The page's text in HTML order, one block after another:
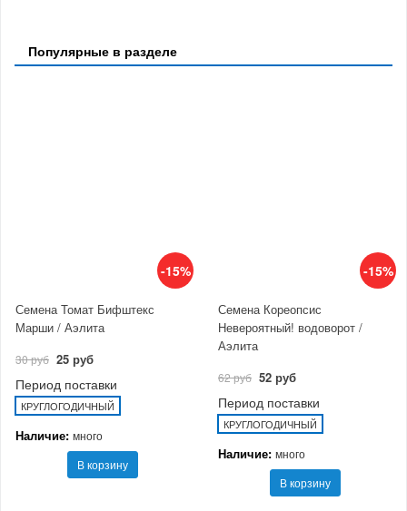
Популярные в разделе
-15%
Семена Томат Бифштекс
Марши / Аэлита
30 руб 25 руб
Период поставки
КРУГЛОГОДИЧНЫЙ
Наличие: много
В корзину
-15%
Семена Кореопсис
Невероятный! водоворот /
Аэлита
62 руб 52 руб
Период поставки
КРУГЛОГОДИЧНЫЙ
Наличие: много
В корзину